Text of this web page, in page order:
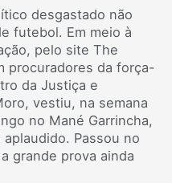
desgastado não
futebol. Em meio à
pelo site The
procuradores da força-
da Justiça e
vestiu, na semana
no Mané Garrincha,
Passou no
grande prova ainda